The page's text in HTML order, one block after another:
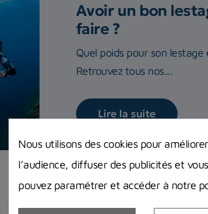
Avoir un bon
faire ?
Quel poids pour son
Retrouvez tous nos...
Lire la suite
Nous utilisons des cookies pour
l’audience, diffuser des publicités et
pouvez paramétrer et accéder à notre